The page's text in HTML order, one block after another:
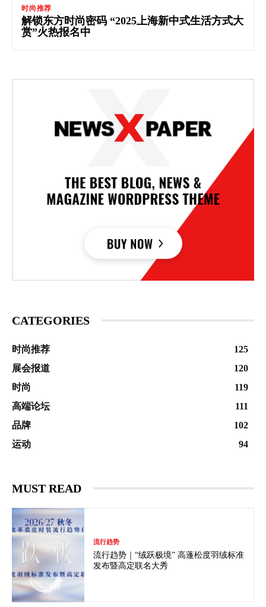
时尚推荐
解锁东方时尚密码 “2025上海新中式生活方式大
赏”火热报名中
CATEGORIES
时尚推荐
125
展会报道
120
时尚
119
高端论坛
111
品牌
102
运动
94
MUST READ
流行趋势
流行趋势｜“绒跃极境” 高蓬松度羽绒标准
发布暨高定联名大秀